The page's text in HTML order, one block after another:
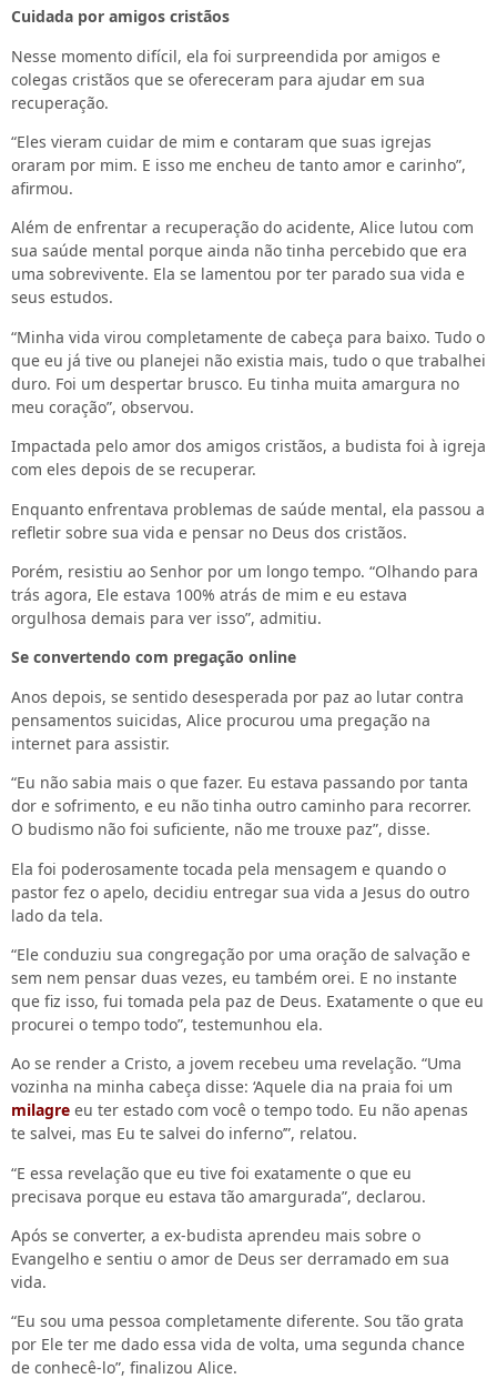
Cuidada por amigos cristãos
Nesse momento difícil, ela foi surpreendida por amigos e
colegas cristãos que se ofereceram para ajudar em sua
recuperação.
“Eles vieram cuidar de mim e contaram que suas igrejas
oraram por mim. E isso me encheu de tanto amor e carinho”,
afirmou.
Além de enfrentar a recuperação do acidente, Alice lutou com
sua saúde mental porque ainda não tinha percebido que era
uma sobrevivente. Ela se lamentou por ter parado sua vida e
seus estudos.
“Minha vida virou completamente de cabeça para baixo. Tudo o
que eu já tive ou planejei não existia mais, tudo o que trabalhei
duro. Foi um despertar brusco. Eu tinha muita amargura no
meu coração”, observou.
Impactada pelo amor dos amigos cristãos, a budista foi à igreja
com eles depois de se recuperar.
Enquanto enfrentava problemas de saúde mental, ela passou a
refletir sobre sua vida e pensar no Deus dos cristãos.
Porém, resistiu ao Senhor por um longo tempo. “Olhando para
trás agora, Ele estava 100% atrás de mim e eu estava
orgulhosa demais para ver isso”, admitiu.
Se convertendo com pregação online
Anos depois, se sentido desesperada por paz ao lutar contra
pensamentos suicidas, Alice procurou uma pregação na
internet para assistir.
“Eu não sabia mais o que fazer. Eu estava passando por tanta
dor e sofrimento, e eu não tinha outro caminho para recorrer.
O budismo não foi suficiente, não me trouxe paz”, disse.
Ela foi poderosamente tocada pela mensagem e quando o
pastor fez o apelo, decidiu entregar sua vida a Jesus do outro
lado da tela.
“Ele conduziu sua congregação por uma oração de salvação e
sem nem pensar duas vezes, eu também orei. E no instante
que fiz isso, fui tomada pela paz de Deus. Exatamente o que eu
procurei o tempo todo”, testemunhou ela.
Ao se render a Cristo, a jovem recebeu uma revelação. “Uma
vozinha na minha cabeça disse: ‘Aquele dia na praia foi um
milagre eu ter estado com você o tempo todo. Eu não apenas
te salvei, mas Eu te salvei do inferno’”, relatou.
“E essa revelação que eu tive foi exatamente o que eu
precisava porque eu estava tão amargurada”, declarou.
Após se converter, a ex-budista aprendeu mais sobre o
Evangelho e sentiu o amor de Deus ser derramado em sua
vida.
“Eu sou uma pessoa completamente diferente. Sou tão grata
por Ele ter me dado essa vida de volta, uma segunda chance
de conhecê-lo”, finalizou Alice.